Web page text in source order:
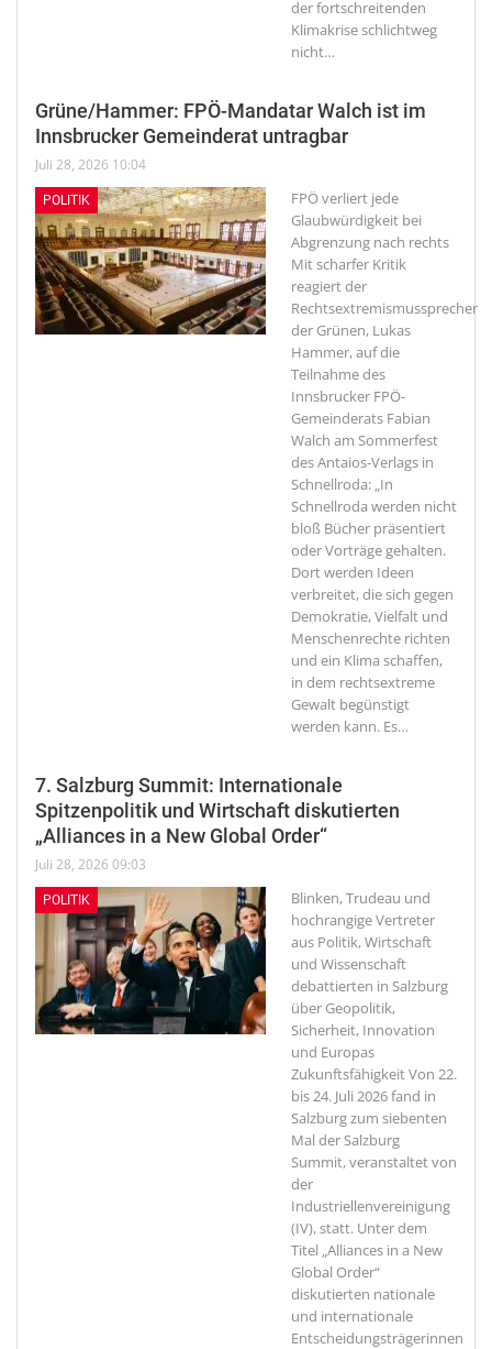
der fortschreitenden
Klimakrise schlichtweg
nicht…
Grüne/Hammer: FPÖ-Mandatar Walch ist im
Innsbrucker Gemeinderat untragbar
Juli 28, 2026 10:04
POLITIK
FPÖ verliert jede
Glaubwürdigkeit bei
Abgrenzung nach rechts
Mit scharfer Kritik
reagiert der
Rechtsextremismussprecher
der Grünen, Lukas
Hammer, auf die
Teilnahme des
Innsbrucker FPÖ-
Gemeinderats Fabian
Walch am Sommerfest
des Antaios-Verlags in
Schnellroda: „In
Schnellroda werden nicht
bloß Bücher präsentiert
oder Vorträge gehalten.
Dort werden Ideen
verbreitet, die sich gegen
Demokratie, Vielfalt und
Menschenrechte richten
und ein Klima schaffen,
in dem rechtsextreme
Gewalt begünstigt
werden kann. Es…
7. Salzburg Summit: Internationale
Spitzenpolitik und Wirtschaft diskutierten
„Alliances in a New Global Order“
Juli 28, 2026 09:03
POLITIK
Blinken, Trudeau und
hochrangige Vertreter
aus Politik, Wirtschaft
und Wissenschaft
debattierten in Salzburg
über Geopolitik,
Sicherheit, Innovation
und Europas
ZukunftsfähigkeitVon 22.
bis 24. Juli 2026 fand in
Salzburg zum siebenten
Mal der Salzburg
Summit, veranstaltet von
der
Industriellenvereinigung
(IV), statt. Unter dem
Titel „Alliances in a New
Global Order“
diskutierten nationale
und internationale
Entscheidungsträgerinnen